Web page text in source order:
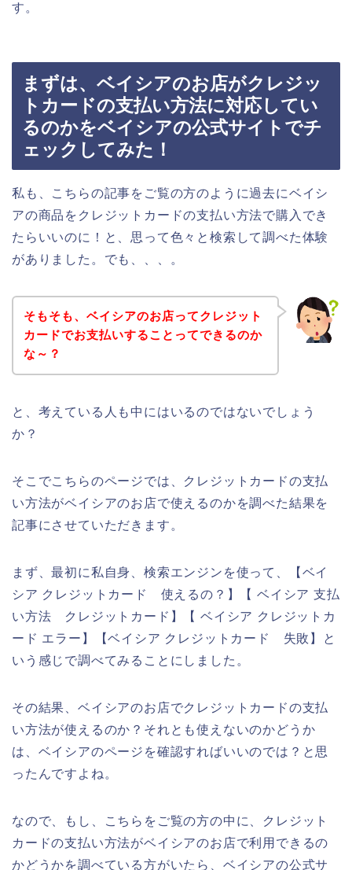
す。
まずは、ベイシアのお店がクレジッ
トカードの支払い方法に対応してい
るのかをベイシアの公式サイトでチ
ェックしてみた！
私も、こちらの記事をご覧の方のように過去にベイシ
アの商品をクレジットカードの支払い方法で購入でき
たらいいのに！と、思って色々と検索して調べた体験
がありました。でも、、、。
そもそも、ベイシアのお店ってクレジット
カードでお支払いすることってできるのか
な～？
と、考えている人も中にはいるのではないでしょう
か？
そこでこちらのページでは、クレジットカードの支払
い方法がベイシアのお店で使えるのかを調べた結果を
記事にさせていただきます。
まず、最初に私自身、検索エンジンを使って、【ベイ
シア クレジットカード 使えるの？】【 ベイシア 支払
い方法 クレジットカード】【 ベイシア クレジットカ
ード エラー】【ベイシア クレジットカード 失敗】と
いう感じで調べてみることにしました。
その結果、ベイシアのお店でクレジットカードの支払
い方法が使えるのか？それとも使えないのかどうか
は、ベイシアのページを確認すればいいのでは？と思
ったんですよね。
なので、もし、こちらをご覧の方の中に、クレジット
カードの支払い方法がベイシアのお店で利用できるの
かどうかを調べている方がいたら、ベイシアの公式サ